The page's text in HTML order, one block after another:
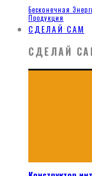
Бесконечная
Продукция
СДЕЛАЙ САМ
СДЕЛАЙ